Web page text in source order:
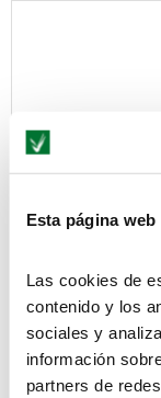
Esta página
Las cookies de
contenido y los
sociales y
información
partners de
time I comment.
Información básica
Reglamento General
y en la Ley
Personales y